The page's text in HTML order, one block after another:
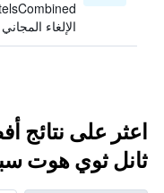
الإلغاء المجاني
اعثر على نتائج
ثانل ثوي هوت